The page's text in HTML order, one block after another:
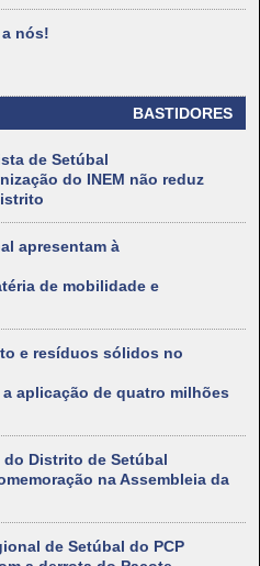
nós!
BASTIDORES
de Setúbal
do INEM não reduz
apresentam à
de mobilidade e
e resíduos sólidos no
aplicação de quatro milhões
Distrito de Setúbal
na Assembleia da
de Setúbal do PCP